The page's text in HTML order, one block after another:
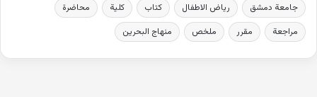
جامعة دمشق
رياض الاطفال كتاب كلية
محاضرة
مراجعة
مقرر ملخص منهاج البحرين